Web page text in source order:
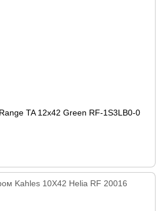
TA 12x42 Green RF-1S3LB0-0